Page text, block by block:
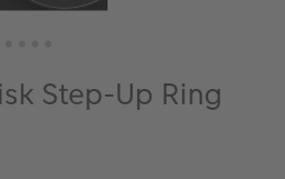
Step-Up Ring